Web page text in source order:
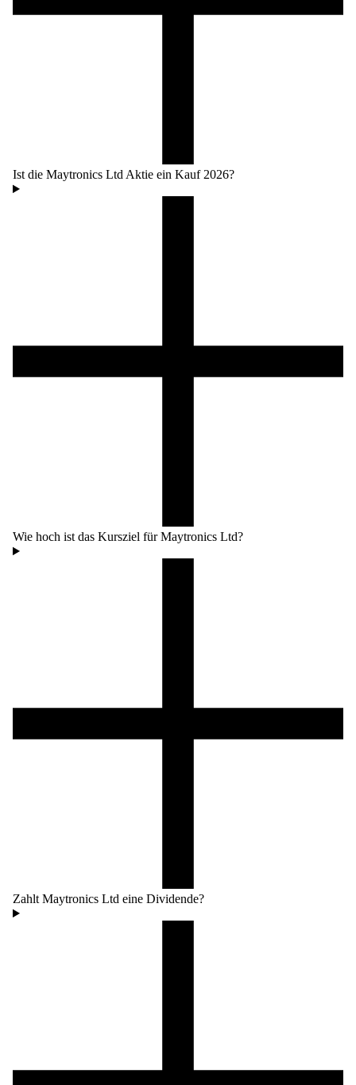
Ist die Maytronics Ltd Aktie ein Kauf 2026?
Wie hoch ist das Kursziel für Maytronics Ltd?
Zahlt Maytronics Ltd eine Dividende?